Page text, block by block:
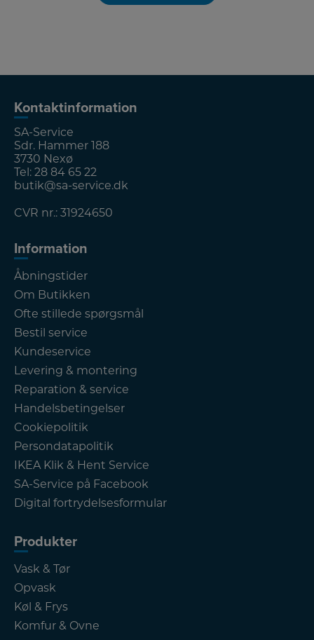
Kontaktinformation
SA-Service
Sdr. Hammer 188
3730 Nexø
Tel: 28 84 65 22
butik@sa-service.dk
CVR nr.: 31924650
Information
Åbningstider
Om Butikken
Ofte stillede spørgsmål
Bestil service
Kundeservice
Levering & montering
Reparation & service
Handelsbetingelser
Cookiepolitik
Persondatapolitik
IKEA Klik & Hent Service
SA-Service på Facebook
Digital fortrydelsesformular
Produkter
Vask & Tør
Opvask
Køl & Frys
Komfur & Ovne